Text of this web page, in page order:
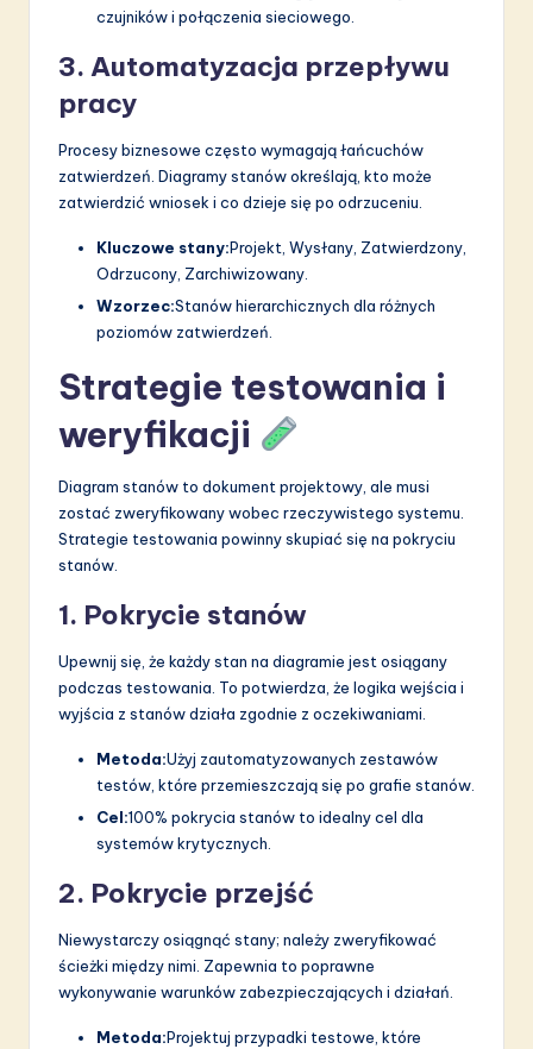
czujników i połączenia sieciowego.
3. Automatyzacja przepływu
pracy
Procesy biznesowe często wymagają łańcuchów
zatwierdzeń. Diagramy stanów określają, kto może
zatwierdzić wniosek i co dzieje się po odrzuceniu.
Kluczowe stany:Projekt, Wysłany, Zatwierdzony,
Odrzucony, Zarchiwizowany.
Wzorzec:Stanów hierarchicznych dla różnych
poziomów zatwierdzeń.
Strategie testowania i
weryfikacji
Diagram stanów to dokument projektowy, ale musi
zostać zweryfikowany wobec rzeczywistego systemu.
Strategie testowania powinny skupiać się na pokryciu
stanów.
1. Pokrycie stanów
Upewnij się, że każdy stan na diagramie jest osiągany
podczas testowania. To potwierdza, że logika wejścia i
wyjścia z stanów działa zgodnie z oczekiwaniami.
Metoda:Użyj zautomatyzowanych zestawów
testów, które przemieszczają się po grafie stanów.
Cel:100% pokrycia stanów to idealny cel dla
systemów krytycznych.
2. Pokrycie przejść
Niewystarczy osiągnąć stany; należy zweryfikować
ścieżki między nimi. Zapewnia to poprawne
wykonywanie warunków zabezpieczających i działań.
Metoda:Projektuj przypadki testowe, które